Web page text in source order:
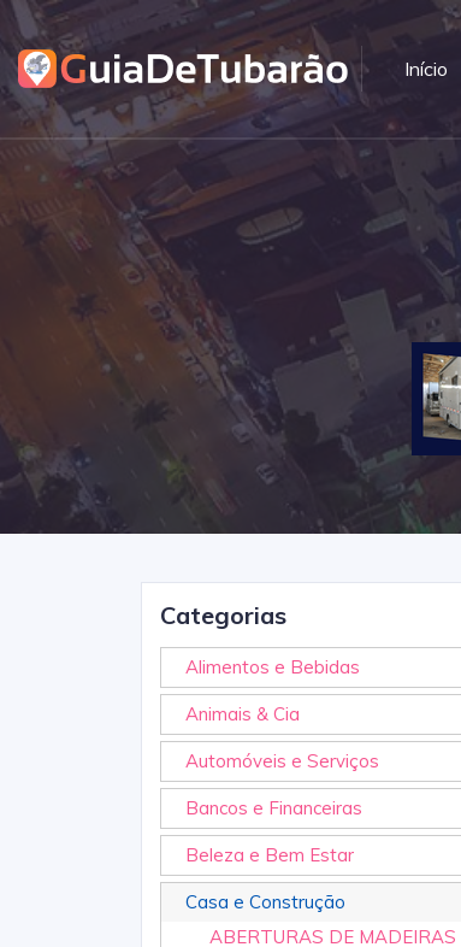
Início
Categorias
Alimentos e Bebidas
Animais & Cia
Automóveis e Serviços
Bancos e Financeiras
Beleza e Bem Estar
Casa e Construção
ABERTURAS DE MADEIRAS